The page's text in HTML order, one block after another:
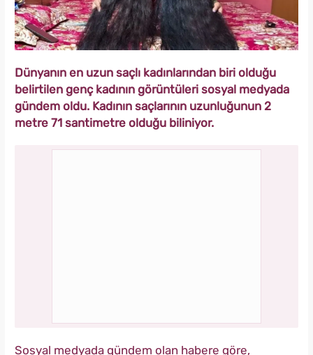
Dünyanın en uzun saçlı kadınlarından biri olduğu
belirtilen genç kadının görüntüleri sosyal medyada
gündem oldu. Kadının saçlarının uzunluğunun 2
metre 71 santimetre olduğu biliniyor.
Sosyal medyada gündem olan habere göre,